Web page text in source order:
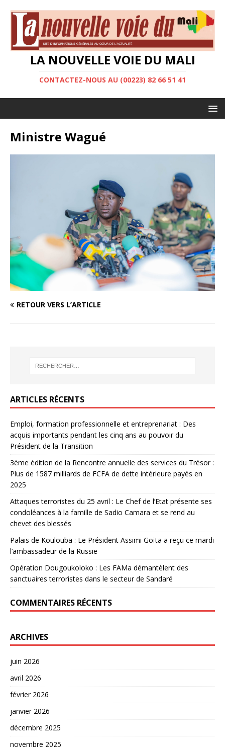
LA NOUVELLE VOIE DU MALI
CONTACTEZ-NOUS AU (00223) 82 66 51 41
Ministre Wagué
RETOUR VERS L’ARTICLE
ARTICLES RÉCENTS
Emploi, formation professionnelle et entreprenariat : Des
acquis importants pendant les cinq ans au pouvoir du
Président de la Transition
3ème édition de la Rencontre annuelle des services du Trésor :
Plus de 1587 milliards de FCFA de dette intérieure payés en
2025
Attaques terroristes du 25 avril : Le Chef de l’Etat présente ses
condoléances à la famille de Sadio Camara et se rend au
chevet des blessés
Palais de Koulouba : Le Président Assimi Goïta a reçu ce mardi
l’ambassadeur de la Russie
Opération Dougoukoloko : Les FAMa démantèlent des
sanctuaires terroristes dans le secteur de Sandaré
COMMENTAIRES RÉCENTS
ARCHIVES
juin 2026
avril 2026
février 2026
janvier 2026
décembre 2025
novembre 2025